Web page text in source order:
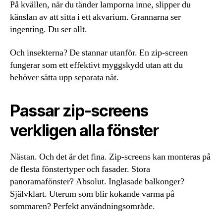
På kvällen, när du tänder lamporna inne, slipper du
känslan av att sitta i ett akvarium. Grannarna ser
ingenting. Du ser allt.
Och insekterna? De stannar utanför. En zip-screen
fungerar som ett effektivt myggskydd utan att du
behöver sätta upp separata nät.
Passar zip-screens
verkligen alla fönster
Nästan. Och det är det fina. Zip-screens kan monteras på
de flesta fönstertyper och fasader. Stora
panoramafönster? Absolut. Inglasade balkonger?
Självklart. Uterum som blir kokande varma på
sommaren? Perfekt användningsområde.